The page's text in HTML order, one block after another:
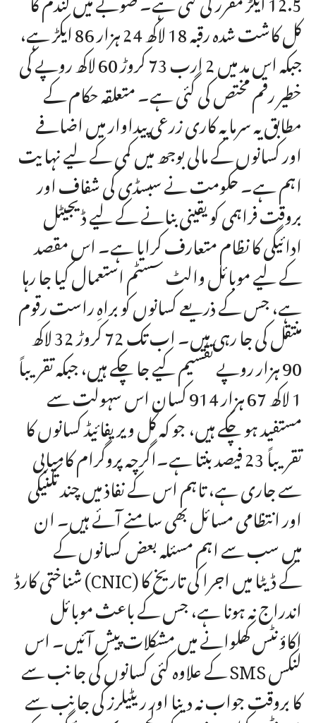
کل کاشت شدہ رقبہ 18 لاکھ 24 ہزار 86 ایکڑ ہے،
جبکہ اس مد میں 2 ارب 73 کروڑ 60 لاکھ روپے کی
خطیر رقم مختص کی گئی ہے۔ متعلقہ حکام کے
مطابق یہ سرمایہ کاری زرعی پیداوار میں اضافے
اور کسانوں کے مالی بوجھ میں کمی کے لیے نہایت
اہم ہے۔ حکومت نے سبسڈی کی شفاف اور
بروقت فراہمی کو یقینی بنانے کے لیے ڈیجیٹل
ادائیگی کا نظام متعارف کرایا ہے۔ اس مقصد
کے لیے موبائل والٹ سسٹم استعمال کیا جا رہا
ہے، جس کے ذریعے کسانوں کو براہِ راست رقوم
منتقل کی جا رہی ہیں۔ اب تک 72 کروڑ 32 لاکھ
90 ہزار روپے تقسیم کیے جا چکے ہیں، جبکہ تقریباً
1 لاکھ 67 ہزار 914 کسان اس سہولت سے
مستفید ہو چکے ہیں، جو کہ کل ویریفائیڈ کسانوں کا
تقریباً 23 فیصد بنتا ہے۔اگرچہ پروگرام کامیابی
سے جاری ہے، تاہم اس کے نفاذ میں چند تکنیکی
اور انتظامی مسائل بھی سامنے آئے ہیں۔ ان
میں سب سے اہم مسئلہ بعض کسانوں کے
شناختی کارڈ (CNIC) کے ڈیٹا میں اجرا کی تاریخ کا
اندراج نہ ہونا ہے، جس کے باعث موبائل
اکاؤنٹس کھلوانے میں مشکلات پیش آئیں۔ اس
کے علاوہ کئی کسانوں کی جانب سے SMS لنکس
کا بروقت جواب نہ دینا اور ریٹیلرز کی جانب سے